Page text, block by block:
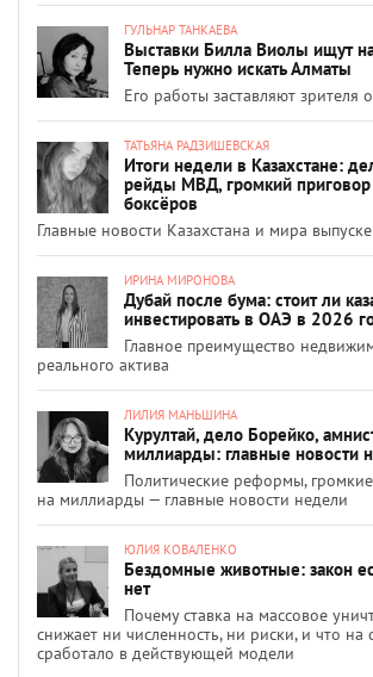
ГУЛЬНАР ТАНКАЕВА
Выставки Билла Виолы ищут
Теперь нужно искать Алматы
Его работы заставляют зрителя
ТАТЬЯНА РАДЗИШЕВСКАЯ
Итоги недели в Казахстане:
рейды МВД, громкий
боксёров
Главные новости Казахстана и мира выпуске
ИРИНА МИРОНОВА
Дубай после бума: стоит ли
инвестировать в ОАЭ в 2026
Главное преимущество
реального актива
ЛИЛИЯ МАНЬШИНА
Курултай, дело Борейко,
миллиарды: главные новости
Политические реформы,
на миллиарды — главные новости недели
ЮЛИЯ КОВАЛЕНКО
Бездомные животные: закон
нет
Почему ставка на массовое
снижает ни численность, ни риски, и что на
сработало в действующей модели